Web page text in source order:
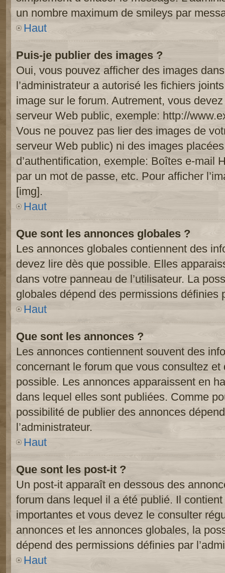
un nombre maximum de smileys par
Haut
Puis-je publier des images ?
Oui, vous pouvez afficher des images
l’administrateur a autorisé les fichiers
image sur le forum. Autrement, vous
serveur Web public, exemple: http://
Vous ne pouvez pas lier des images de
serveur Web public) ni des images
d’authentification, exemple: Boîtes e-mail
par un mot de passe, etc. Pour afficher
[img].
Haut
Que sont les annonces globales ?
Les annonces globales contiennent des
devez lire dès que possible. Elles
dans votre panneau de l’utilisateur. La
globales dépend des permissions définies
Haut
Que sont les annonces ?
Les annonces contiennent souvent des
concernant le forum que vous consultez
possible. Les annonces apparaissent en
dans lequel elles sont publiées. Comme
possibilité de publier des annonces
l’administrateur.
Haut
Que sont les post-it ?
Un post-it apparaît en dessous des
forum dans lequel il a été publié. Il
importantes et vous devez le consulter
annonces et les annonces globales, la
dépend des permissions définies par
Haut